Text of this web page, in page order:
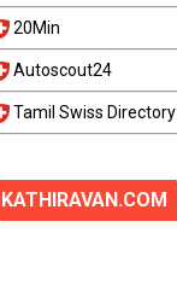
20Min
Autoscout24
Tamil Swiss Directory
KATHIRAVAN.COM